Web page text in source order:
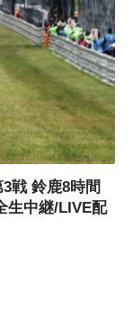
戦 鈴鹿8時間
生中継/LIVE配